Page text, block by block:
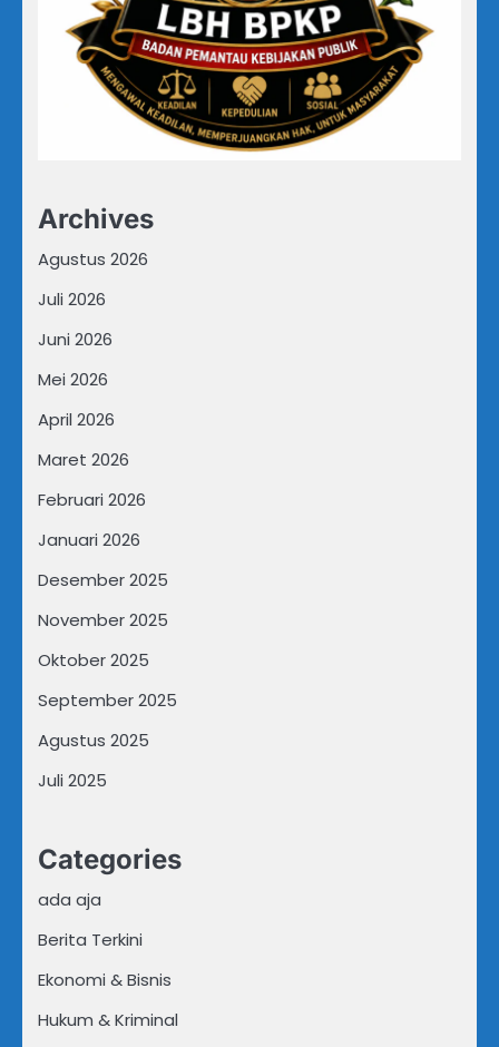
Archives
Agustus 2026
Juli 2026
Juni 2026
Mei 2026
April 2026
Maret 2026
Februari 2026
Januari 2026
Desember 2025
November 2025
Oktober 2025
September 2025
Agustus 2025
Juli 2025
Categories
ada aja
Berita Terkini
Ekonomi & Bisnis
Hukum & Kriminal